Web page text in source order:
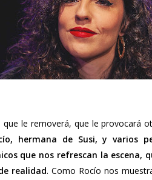
que le removerá, que le provocará
hermana de Susi, y varios
que nos refrescan la escena,
realidad. Como Rocío nos